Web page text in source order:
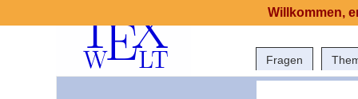
Fragen
Willkommen,